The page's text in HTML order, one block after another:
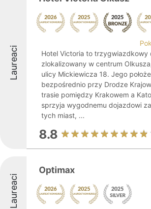
Laureaci
Hotel Victoria to trzygwiazdkowy
zlokalizowany w centrum
ulicy Mickiewicza 18. Jego
bezpośrednio przy Drodze
trasie pomiędzy Krakowem a
sprzyja wygodnemu dojazdowi
tych miast, ...
8.8
Laureaci
Optimax